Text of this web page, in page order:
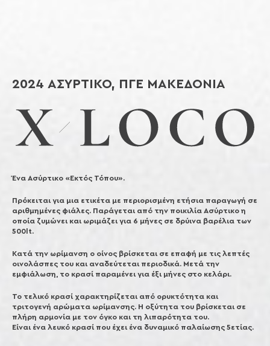
2024 ΑΣΥΡΤΙΚΟ, ΠΓΕ ΜΑΚΕΔΟΝΙΑ
Ένα Ασύρτικο «Εκτός Τόπου».
Πρόκειται για μια ετικέτα με περιορισμένη ετήσια παραγωγή σε
αριθμημένες φιάλες. Παράγεται από την ποικιλία Ασύρτικο η
οποία ζυμώνει και ωριμάζει για 6 μήνες σε δρύινα βαρέλια των
500lt.
Κατά την ωρίμανση ο οίνος βρίσκεται σε επαφή με τις λεπτές
οινολάσπες του και αναδεύτεται περιοδικά. Μετά την
εμφιάλωση, το κρασί παραμένει για έξι μήνες στο κελάρι.
Το τελικό κρασί χαρακτηρίζεται από ορυκτότητα και
τριτογενή αρώματα ωρίμανσης. Η οξύτητα του βρίσκεται σε
πλήρη αρμονία με τον όγκο και τη λιπαρότητα του.
Είναι ένα λευκό κρασί που έχει ένα δυναμικό παλαίωσης 5ετίας.